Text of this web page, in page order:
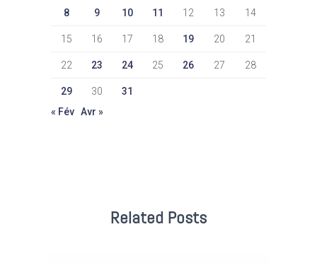
8 9 10 11 12 13 14
15 16 17 18 19 20 21
22 23 24 25 26 27 28
29 30
31
« Fév Avr »
Related Posts